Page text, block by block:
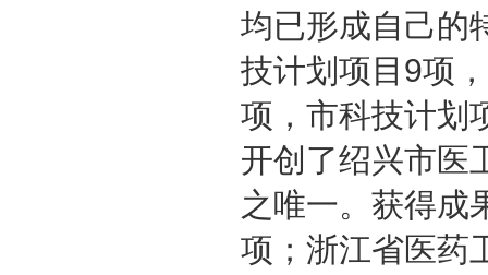
均已形成自己的
技计划项目9项
项，市科技计划
开创了绍兴市医
之唯一。获得成
项；浙江省医药